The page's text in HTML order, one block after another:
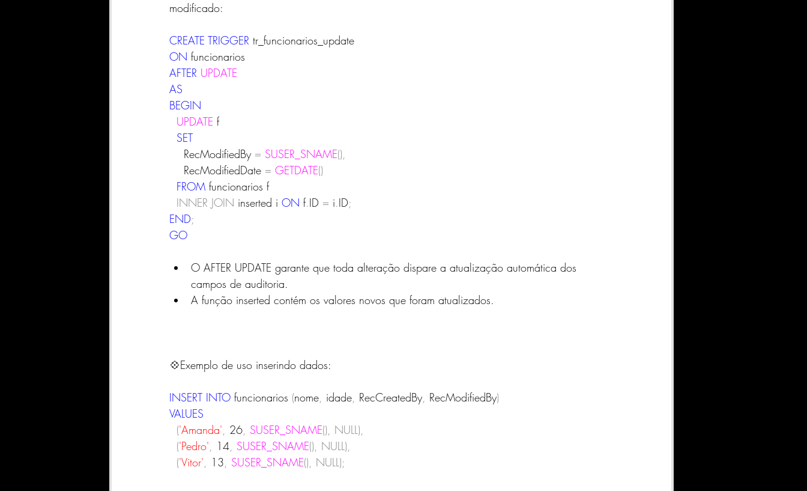
modificado:
CREATE TRIGGER tr_funcionarios_update
ON funcionarios
AFTER UPDATE
AS
BEGIN
UPDATE f
SET
RecModifiedBy = SUSER_SNAME(),
RecModifiedDate = GETDATE()
FROM funcionarios f
INNER JOIN inserted i ON f.ID = i.ID;
END;
GO
O AFTER UPDATE garante que toda alteração dispare a atualização automática dos
campos de auditoria.
A função inserted contém os valores novos que foram atualizados.
💠Exemplo de uso inserindo dados:
INSERT INTO funcionarios (nome, idade, RecCreatedBy, RecModifiedBy)
VALUES
('Amanda', 26, SUSER_SNAME(), NULL),
('Pedro', 14, SUSER_SNAME(), NULL),
('Vitor', 13, SUSER_SNAME(), NULL);